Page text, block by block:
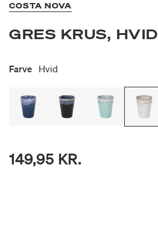
COSTA NOVA
GRES KRUS, HVID
Farve Hvid
149,95 KR.